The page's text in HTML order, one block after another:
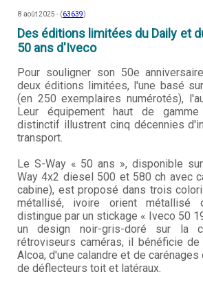
8 août 2025 - (63639)
Des éditions limitées du Daily et
50 ans d'Iveco
Pour souligner son 50e
deux éditions limitées, l'une basé
(en 250 exemplaires numérotés),
Leur équipement haut de
distinctif illustrent cinq décennies
transport.
Le S-Way « 50 ans », disponible
Way 4x2 diesel 500 et 580 ch avec
cabine), est proposé dans trois
métallisé, ivoire orient
distingue par un stickage « Iveco 50
un design noir-gris-doré sur la
rétroviseurs caméras, il bénéficie de
Alcoa, d'une calandre et de carénages
de déflecteurs toit et latéraux.